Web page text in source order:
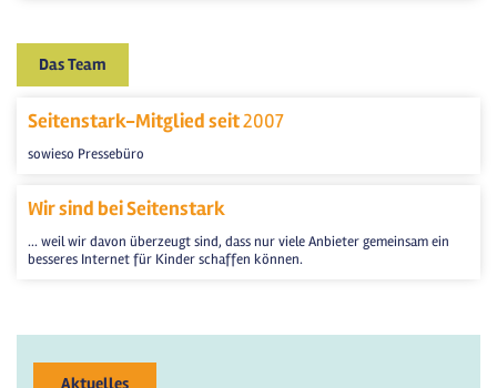
Das Team
Seitenstark-Mitglied seit2007
sowieso Pressebüro
Wir sind bei Seitenstark
... weil wir davon überzeugt sind, dass nur viele Anbieter gemeinsam ein
besseres Internet für Kinder schaffen können.
Aktuelles